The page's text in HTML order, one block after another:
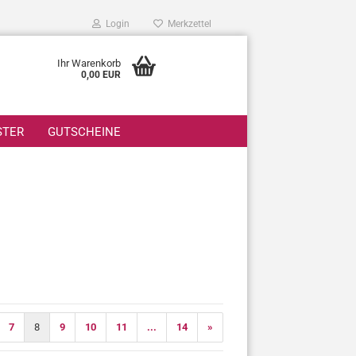
Login Merkzettel
Ihr Warenkorb
0,00 EUR
GUTSCHEINE
7 8 9 10 11 ... 14 »